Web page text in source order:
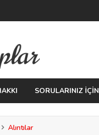
SORULARINIZ İÇİN
Alıntılar